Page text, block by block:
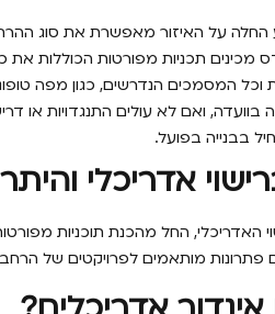
על האיזור מאפשרת את סוג ההרחבה
מכינים תכניות מפורטות הכוללות את
וכל המסמכים הנדרשים, כגון מפה
ואם לא עולים התנגדויות או
בבנייה בפועל.
אדריכלי
החל מהכנת תוכניות
מותאמים לפרויקטים של